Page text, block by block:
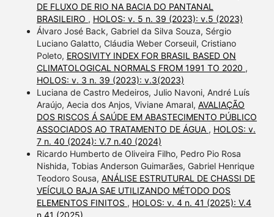
DE FLUXO DE RIO NA BACIA DO PANTANAL
BRASILEIRO , HOLOS: v. 5 n. 39 (2023): v.5 (2023)
Álvaro José Back, Gabriel da Silva Souza, Sérgio
Luciano Galatto, Cláudia Weber Corseuil, Cristiano
Poleto, EROSIVITY INDEX FOR BRASIL BASED ON
CLIMATOLOGICAL NORMALS FROM 1991 TO 2020 ,
HOLOS: v. 3 n. 39 (2023): v.3(2023)
Luciana de Castro Medeiros, Julio Navoni, André Luís
Araújo, Aecia dos Anjos, Viviane Amaral, AVALIAÇÃO
DOS RISCOS Á SAÚDE EM ABASTECIMENTO PÚBLICO
ASSOCIADOS AO TRATAMENTO DE ÁGUA , HOLOS: v.
7 n. 40 (2024): V.7 n.40 (2024)
Ricardo Humberto de Oliveira Filho, Pedro Pio Rosa
Nishida, Tobias Anderson Guimarães, Gabriel Henrique
Teodoro Sousa, ANÁLISE ESTRUTURAL DE CHASSI DE
VEÍCULO BAJA SAE UTILIZANDO MÉTODO DOS
ELEMENTOS FINITOS , HOLOS: v. 4 n. 41 (2025): V.4
n.41 (2025)